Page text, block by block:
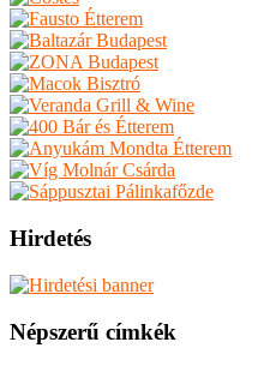
Hirdetés
Népszerű címkék